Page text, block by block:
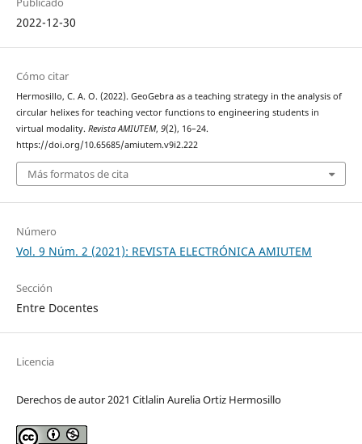
2022-12-30
Cómo citar
Hermosillo, C. A. O. (2022). GeoGebra as a teaching strategy in the analysis of
circular helixes for teaching vector functions to engineering students in
virtual modality. Revista AMIUTEM, 9(2), 16–24.
https://doi.org/10.65685/amiutem.v9i2.222
Más formatos de cita
Número
Vol. 9 Núm. 2 (2021): REVISTA ELECTRÓNICA AMIUTEM
Sección
Entre Docentes
Licencia
Derechos de autor 2021 Citlalin Aurelia Ortiz Hermosillo